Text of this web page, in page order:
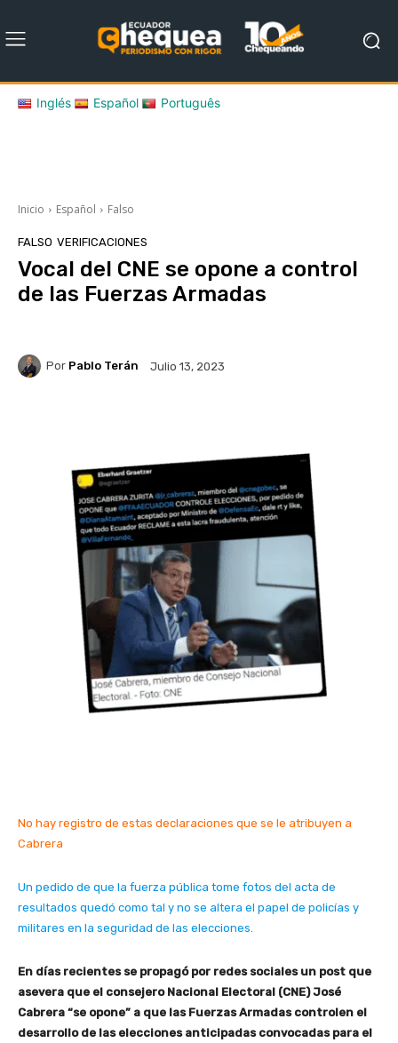
Inglés Español Português
Inicio Español Falso
FALSO VERIFICACIONES
Vocal del CNE se opone a control
de las Fuerzas Armadas
Por Pablo Terán Julio 13, 2023
No hay registro de estas declaraciones que se le atribuyen a
Cabrera
Un pedido de que la fuerza pública tome fotos del acta de
resultados quedó como tal y no se altera el papel de policías y
militares en la seguridad de las elecciones.
En días recientes se propagó por redes sociales un post que
asevera que el consejero Nacional Electoral (CNE) José
Cabrera “se opone” a que las Fuerzas Armadas controlen el
desarrollo de las elecciones anticipadas convocadas para el